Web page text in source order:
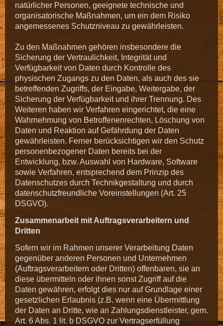
natürlicher Personen, geeignete technische und
organisatorische Maßnahmen, um ein dem Risiko
angemessenes Schutzniveau zu gewährleisten.
Zu den Maßnahmen gehören insbesondere die
Sicherung der Vertraulichkeit, Integrität und
Verfügbarkeit von Daten durch Kontrolle des
physischen Zugangs zu den Daten, als auch des sie
betreffenden Zugriffs, der Eingabe, Weitergabe, der
Sicherung der Verfügbarkeit und ihrer Trennung. Des
Weiteren haben wir Verfahren eingerichtet, die eine
Wahrnehmung von Betroffenenrechten, Löschung von
Daten und Reaktion auf Gefährdung der Daten
gewährleisten. Ferner berücksichtigen wir den Schutz
personenbezogener Daten bereits bei der
Entwicklung, bzw. Auswahl von Hardware, Software
sowie Verfahren, entsprechend dem Prinzip des
Datenschutzes durch Technikgestaltung und durch
datenschutzfreundliche Voreinstellungen (Art. 25
DSGVO).
Zusammenarbeit mit Auftragsverarbeitern und
Dritten
Sofern wir im Rahmen unserer Verarbeitung Daten
gegenüber anderen Personen und Unternehmen
(Auftragsverarbeitern oder Dritten) offenbaren, sie an
diese übermitteln oder ihnen sonst Zugriff auf die
Daten gewähren, erfolgt dies nur auf Grundlage einer
gesetzlichen Erlaubnis (z.B. wenn eine Übermittlung
der Daten an Dritte, wie an Zahlungsdienstleister, gem.
Art. 6 Abs. 1 lit. b DSGVO zur Vertragserfüllung